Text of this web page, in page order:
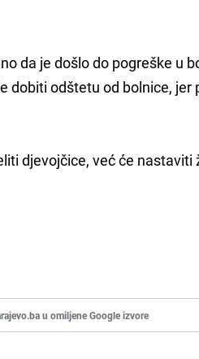
da je došlo do pogreške u
dobiti odštetu od bolnice, jer
djevojčice, već će nastaviti
u omiljene Google izvore